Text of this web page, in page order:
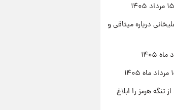
نام خودرو، مبلغ پیش
زمان تحویل | سود
درصد است؟
درباره میثاقی و
تردد از تنگه هرمز را ابلاغ